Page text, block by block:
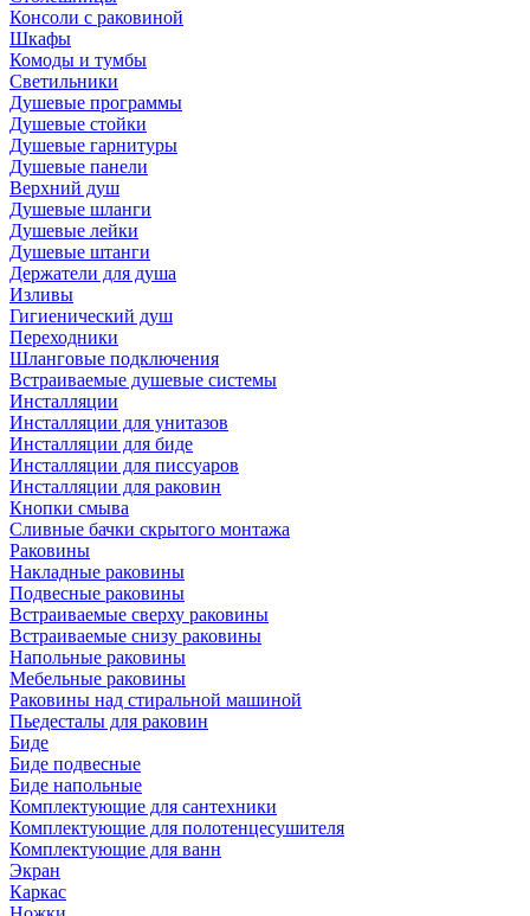
Консоли с раковиной
Шкафы
Комоды и тумбы
Светильники
Душевые программы
Душевые стойки
Душевые гарнитуры
Душевые панели
Верхний душ
Душевые шланги
Душевые лейки
Душевые штанги
Держатели для душа
Изливы
Гигиенический душ
Переходники
Шланговые подключения
Встраиваемые душевые системы
Инсталляции
Инсталляции для унитазов
Инсталляции для биде
Инсталляции для писсуаров
Инсталляции для раковин
Кнопки смыва
Сливные бачки скрытого монтажа
Раковины
Накладные раковины
Подвесные раковины
Встраиваемые сверху раковины
Встраиваемые снизу раковины
Напольные раковины
Мебельные раковины
Раковины над стиральной машиной
Пьедесталы для раковин
Биде
Биде подвесные
Биде напольные
Комплектующие для сантехники
Комплектующие для полотенцесушителя
Комплектующие для ванн
Экран
Каркас